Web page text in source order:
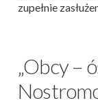
zupełnie
„Obcy –